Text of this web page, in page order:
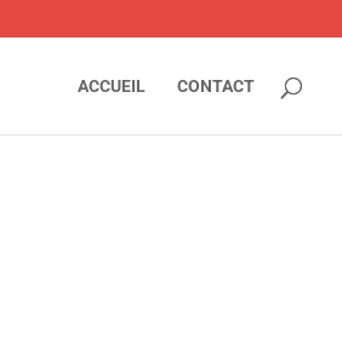
ACCUEIL CONTACT